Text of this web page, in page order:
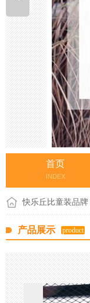
首页
INDEX
快乐丘比童装品牌
产品展示 product